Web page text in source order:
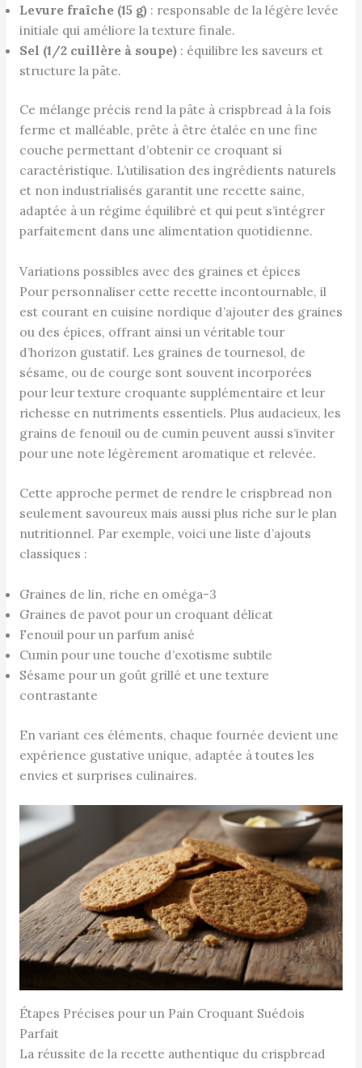
Levure fraîche (15 g): responsable de la légère levée
initiale qui améliore la texture finale.
Sel (1/2 cuillère à soupe): équilibre les saveurs et
structure la pâte.
Ce mélange précis rend la pâte à crispbread à la fois
ferme et malléable, prête à être étalée en une fine
couche permettant d’obtenir ce croquant si
caractéristique. L’utilisation des ingrédients naturels
et non industrialisés garantit une recette saine,
adaptée à un régime équilibré et qui peut s’intégrer
parfaitement dans une alimentation quotidienne.
Variations possibles avec des graines et épices
Pour personnaliser cette recette incontournable, il
est courant en cuisine nordique d’ajouter des graines
ou des épices, offrant ainsi un véritable tour
d’horizon gustatif. Les graines de tournesol, de
sésame, ou de courge sont souvent incorporées
pour leur texture croquante supplémentaire et leur
richesse en nutriments essentiels. Plus audacieux, les
grains de fenouil ou de cumin peuvent aussi s’inviter
pour une note légèrement aromatique et relevée.
Cette approche permet de rendre le crispbread non
seulement savoureux mais aussi plus riche sur le plan
nutritionnel. Par exemple, voici une liste d’ajouts
classiques :
Graines de lin, riche en oméga-3
Graines de pavot pour un croquant délicat
Fenouil pour un parfum anisé
Cumin pour une touche d’exotisme subtile
Sésame pour un goût grillé et une texture
contrastante
En variant ces éléments, chaque fournée devient une
expérience gustative unique, adaptée à toutes les
envies et surprises culinaires.
Étapes Précises pour un Pain Croquant Suédois
Parfait
La réussite de la recette authentique du crispbread